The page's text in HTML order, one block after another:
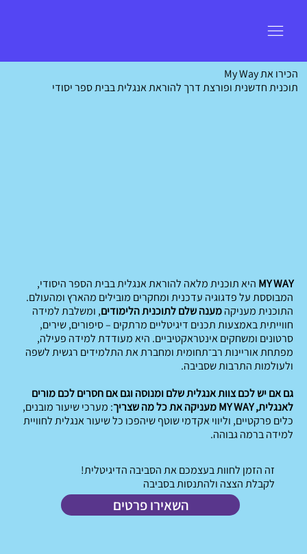
הכירו את My Way
תוכנית חדשנית ופורצת דרך להוראת אנגלית בבית ספר יסודי
MY WAY היא תוכנית מלאה להוראת אנגלית בבית הספר היסודי,
המבוססת על פדגוגיה עדכנית ומחקרים מובילים מהארץ ומהעולם.
התוכנית מעניקהמענה שלם לתוכנית הלימודים, ומשלבת למידה
חווייתית באמצעות תכנים דיגיטליים מרתקים – סיפורים, שירים,
סרטונים ומשחקים אינטראקטיביים. היא מעודדת למידה פעילה,
מפתחת אוריינות רב־תחומית ומחברת את התלמידים רגשית לשפה
ולעולמות התרבות שסביבה.
גם אם יש לכם צוות אנגלית שלם ומנוסה וגם אם חסרים לכם מורים
לאנגלית, MY WAY מעניקה את כל מה שצריך
: מערכי שיעור מובנים,
כלים פרקטיים, וליווי אקדמי שוטף שיהפכו כל שיעור אנגלית לחוויית
למידה ברמה גבוהה.
זה הזמן לחוות בעצמכם את הסביבה הדיגיטלית!
לקבלת הצצה ולהתנסות בסביבה
השאירו פרטים